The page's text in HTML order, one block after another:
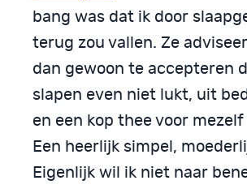
bang was dat ik door
terug zou vallen. Ze
dan gewoon te accepteren
slapen even niet lukt, uit
en een kop thee voor
Een heerlijk simpel,
Eigenlijk wil ik niet naar